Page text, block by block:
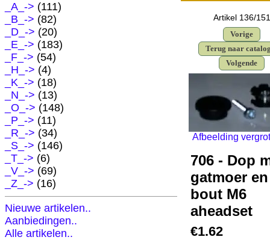
_A_-> (111)
_B_-> (82)
_D_-> (20)
_E_-> (183)
_F_-> (54)
_H_-> (4)
_K_-> (18)
_N_-> (13)
_O_-> (148)
_P_-> (11)
_R_-> (34)
_S_-> (146)
_T_-> (6)
_V_-> (69)
_Z_-> (16)
Nieuwe artikelen..
Aanbiedingen..
Alle artikelen..
Artikel 136/151
Vorige
Terug naar
Volgende
Afbeelding
706 - Dop
gatmoer en
bout M6
aheadset
€1.62